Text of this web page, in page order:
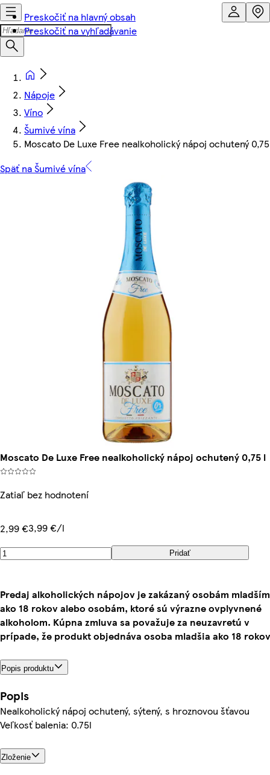
Preskočiť na hlavný obsah
Preskočiť na vyhľadávanie
Nápoje
Víno
Šumivé vína
Moscato De Luxe Free nealkoholický nápoj ochutený
Späť na Šumivé vína
Moscato De Luxe Free nealkoholický nápoj ochutený 0,75 l
Zatiaľ bez hodnotení
2,99 €3,99 €/l
Pridať
Predaj alkoholických nápojov je zakázaný osobám mladším
ako 18 rokov alebo osobám, ktoré sú výrazne ovplyvnené
alkoholom. Kúpna zmluva sa považuje za neuzavretú v
prípade, že produkt objednáva osoba mladšia ako 18
Popis produktu
Popis
Nealkoholický nápoj ochutený, sýtený, s hroznovou šťavou
Veľkosť balenia: 0.75l
Zloženie